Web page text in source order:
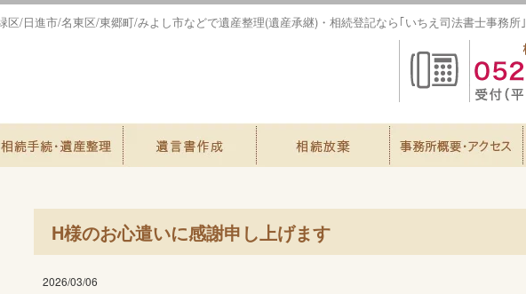
/日進市/名東区/東郷町/みよし市などで遺産整理(遺産承継)・相続登記なら｢いちえ司法書士事務所｣
H様のお心遣いに感謝申し上げます
2026/03/06